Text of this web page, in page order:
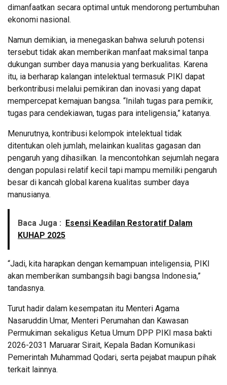
dimanfaatkan secara optimal untuk mendorong pertumbuhan
ekonomi nasional.
Namun demikian, ia menegaskan bahwa seluruh potensi
tersebut tidak akan memberikan manfaat maksimal tanpa
dukungan sumber daya manusia yang berkualitas. Karena
itu, ia berharap kalangan intelektual termasuk PIKI dapat
berkontribusi melalui pemikiran dan inovasi yang dapat
mempercepat kemajuan bangsa. “Inilah tugas para pemikir,
tugas para cendekiawan, tugas para inteligensia,” katanya.
Menurutnya, kontribusi kelompok intelektual tidak
ditentukan oleh jumlah, melainkan kualitas gagasan dan
pengaruh yang dihasilkan. Ia mencontohkan sejumlah negara
dengan populasi relatif kecil tapi mampu memiliki pengaruh
besar di kancah global karena kualitas sumber daya
manusianya.
Baca Juga : Esensi Keadilan Restoratif Dalam
KUHAP 2025
“Jadi, kita harapkan dengan kemampuan inteligensia, PIKI
akan memberikan sumbangsih bagi bangsa Indonesia,”
tandasnya.
Turut hadir dalam kesempatan itu Menteri Agama
Nasaruddin Umar, Menteri Perumahan dan Kawasan
Permukiman sekaligus Ketua Umum DPP PIKI masa bakti
2026-2031 Maruarar Sirait, Kepala Badan Komunikasi
Pemerintah Muhammad Qodari, serta pejabat maupun pihak
terkait lainnya.